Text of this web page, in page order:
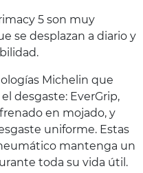
5 son muy
se desplazan a diario y
Michelin que
desgaste: EverGrip,
en mojado, y
uniforme. Estas
mantenga un
toda su vida útil.